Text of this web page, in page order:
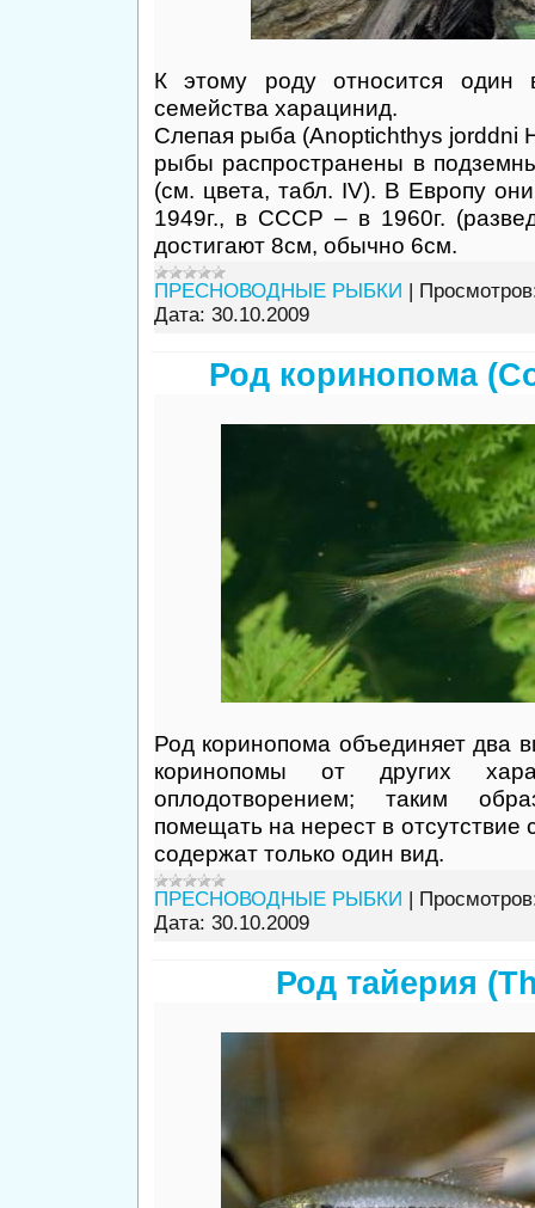
К этому роду относится
семейства харацинид.
Слепая рыба (Anoptichthys jorddni
рыбы распространены в
(см. цвета, табл. IV). В Европу
1949г., в СССР – в 1960г.
достигают 8см, обычно 6см.
ПРЕСНОВОДНЫЕ РЫБКИ |
Дата: 30.10.2009
Род коринопома
Род коринопома объединяет два
коринопомы от других
оплодотворением; таким
помещать на нерест в отсутствие
содержат только один вид.
ПРЕСНОВОДНЫЕ РЫБКИ |
Дата: 30.10.2009
Род тайерия